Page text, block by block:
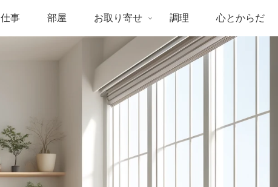
仕事 部屋 お取り寄せ 調理 心とからだ